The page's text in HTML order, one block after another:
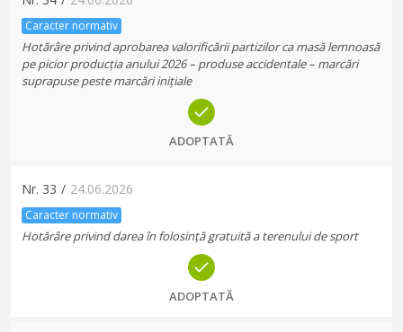
Caracter normativ
Hotărâre privind aprobarea valorificării partizilor ca masă lemnoasă
pe picior producția anului 2026 – produse accidentale – marcări
suprapuse peste marcări inițiale
ADOPTATĂ
Nr. 33 / 24.06.2026
Caracter normativ
Hotărâre privind darea în folosință gratuită a terenului de sport
ADOPTATĂ